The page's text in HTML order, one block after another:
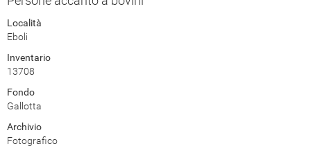
Località
Eboli
Inventario
13708
Fondo
Gallotta
Archivio
Fotografico